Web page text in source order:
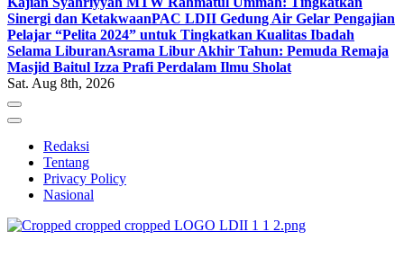
Sinergi dan KetakwaanPAC LDII Gedung Air Gelar Pengajian
Pelajar “Pelita 2024” untuk Tingkatkan Kualitas Ibadah
Selama LiburanAsrama Libur Akhir Tahun: Pemuda Remaja
Masjid Baitul Izza Prafi Perdalam Ilmu Sholat
Sat. Aug 8th, 2026
Redaksi
Tentang
Privacy Policy
Nasional